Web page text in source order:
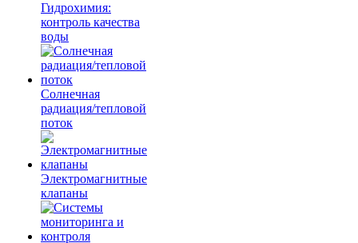
Гидрохимия:
контроль качества
воды
Солнечная
радиация/тепловой
поток
Электромагнитные
клапаны